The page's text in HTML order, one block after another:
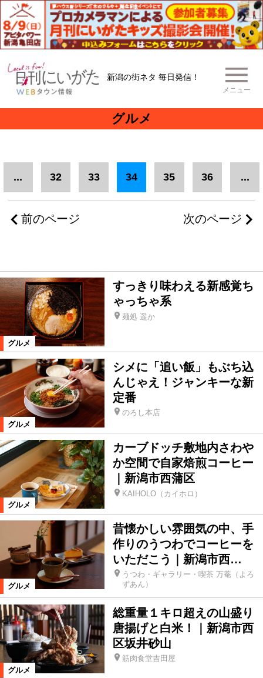
新潟の街ネタ 毎日発信！
メニュー
グルメ
前のページ
... 32 33 34 35 36 ...
次のページ
グルメ
すっきり味わえる新感覚ち
ゃっちゃ系
麺処 遥か
グルメ
シメに「追い飯」もぶち込
んじゃえ！ジャンキーな新
定番
のろし本店
グルメ
カーブドッチ敷地内さわや
か空間で自家焙煎コーヒー
｜新潟市西蒲区
KAIHOLO（カイホロ）
グルメ
昔懐かしい雰囲気の中、手
作りのうつわでコーヒーを
いただこう｜新潟市西…
うつわ・ギャラリー・喫茶 万菴（よろ
ずあん）
グルメ
総重量１キロ超えの山盛り
唐揚げと白米！｜新潟市西
区坂井砂山
筋肉食堂吉田屋